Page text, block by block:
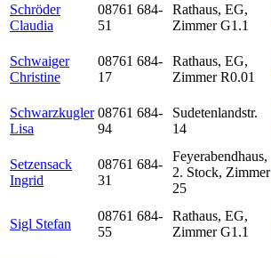
Schröder
Claudia
08761 684-
51
Rathaus, EG,
Zimmer G1.1
Schwaiger
Christine
08761 684-
17
Rathaus, EG,
Zimmer R0.01
Schwarzkugler
Lisa
08761 684-
94
Sudetenlandstr.
14
Setzensack
Ingrid
08761 684-
31
Feyerabendhaus,
2. Stock, Zimmer
25
Sigl Stefan
08761 684-
55
Rathaus, EG,
Zimmer G1.1